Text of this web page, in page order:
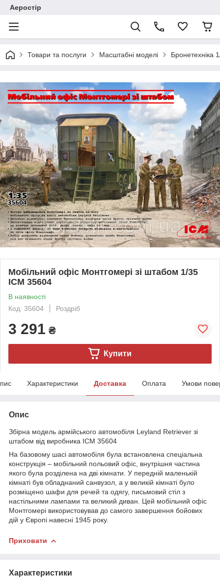
Аеростір
Товари та послуги Масштабні моделі Бронетехніка
Мобільний офіс Монтгомері зі штабом 1/35
ICM 35604
В наявності
Код: 35604
Роздріб
3 291 ₴
Купити
Характеристики Доставка Оплата Умови
Опис
Збірна модель армійського автомобіля Leyland Retriever зі
штабом від виробника ICM 35604
На базовому шасі автомобіля була встановлена ​​спеціальна
конструкція – мобільний польовий офіс, внутрішня частина
якого була розділена на дві кімнати. У передній маленькій
кімнаті був обладнаний санвузол, а у великій кімнаті було
розміщено шафи для речей та одягу, письмовий стіл з
настільними лампами та великий диван. Цей мобільний офіс
Монтгомері використовував до самого завершення бойових
дій у Європі навесні 1945 року.
Приховати
Характеристики